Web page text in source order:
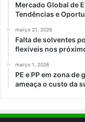
Mercado Global de
Tendências e
março 21, 2026
Falta de solventes
flexíveis nos
março 1, 2026
PE e PP em zona
ameaça o custo da